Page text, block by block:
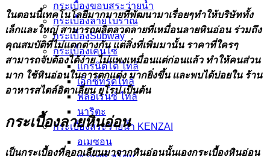
กระเบื้องขอบสระว่ายน้ำ
กระเบื้องลายโบราณ
กระเบื้องSubway
กระเบื้องเคนไซ
แกรนิตโต้ ไทล์
เอ็กซ์ทรูดไทล์
ฟลอเรนซ์ ไทล์
นาริตะ
กระเบื้องสระว่ายน้ำ KENZAI
อเมซอน
ในตอนนี้เทคโนโลยีมากมายที่พัฒนามาเรื่อยๆทำให้บริษัททั้ง
เล็กเเละใหญ่ สามารถผลิตลวดลายที่เหมื่อนลายหินอ่อน ร่วมถึง
คุณสมบัติที่ไม่เเตกต่างกัน เเต่สิ่งที่เพิ่มมานั้น ราคาที่ใครๆ
สามารถจับต้องได้ง่าย ไม่เเพงเหมื่อนเเต่ก่อนเเล้ว ทำให้คนส่วน
มาก ใช้หินอ่อนในการตกเเต่ง มากยิ่งขึ้น เเละพบได้บ่อยใน ร้าน
อาหารสไตล์อิตาเลี่ยน ยุโรป เป็นต้น
กระเบื้องลายหินอ่อน
เป็นกระเบื้องที่ลอกเลียนมาจากหินอ่อนนั้นเองกระเบื้องหินอ่อน